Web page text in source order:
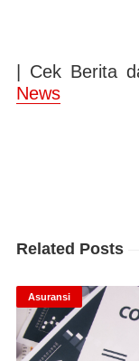
| Cek Berita
News
Related Posts
Asuransi